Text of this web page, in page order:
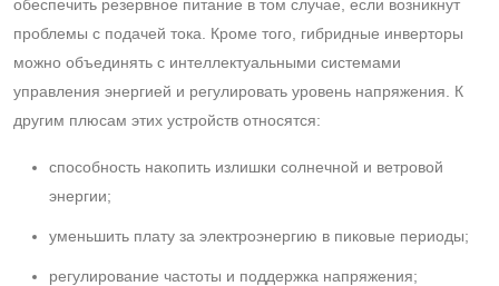
обеспечить резервное питание в том случае, если возникнут
проблемы с подачей тока. Кроме того, гибридные инверторы
можно объединять с интеллектуальными системами
управления энергией и регулировать уровень напряжения. К
другим плюсам этих устройств относятся:
способность накопить излишки солнечной и ветровой
энергии;
уменьшить плату за электроэнергию в пиковые периоды;
регулирование частоты и поддержка напряжения;